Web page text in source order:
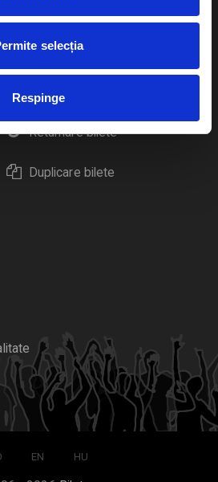
selecția
Respinge
eBilet printat acasa
Livrare prin curier
Returnare bilete
Duplicare bilete
EN HU